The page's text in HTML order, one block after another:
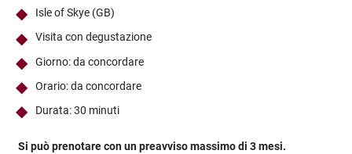
Isle of Skye (GB)
Visita con degustazione
Giorno: da concordare
Orario: da concordare
Durata: 30 minuti
Si può prenotare con un preavviso massimo di 3 mesi.